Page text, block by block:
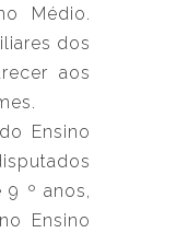
Médio.
dos
aos
Ensino
º anos,
Ensino